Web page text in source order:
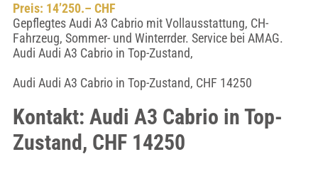
Preis: 14’250.– CHF
Gepflegtes Audi A3 Cabrio mit Vollausstattung, CH-
Fahrzeug, Sommer- und Winterrder. Service bei AMAG.
Audi Audi A3 Cabrio in Top-Zustand,
Audi Audi A3 Cabrio in Top-Zustand, CHF 14250
Kontakt: Audi A3 Cabrio in Top-
Zustand, CHF 14250